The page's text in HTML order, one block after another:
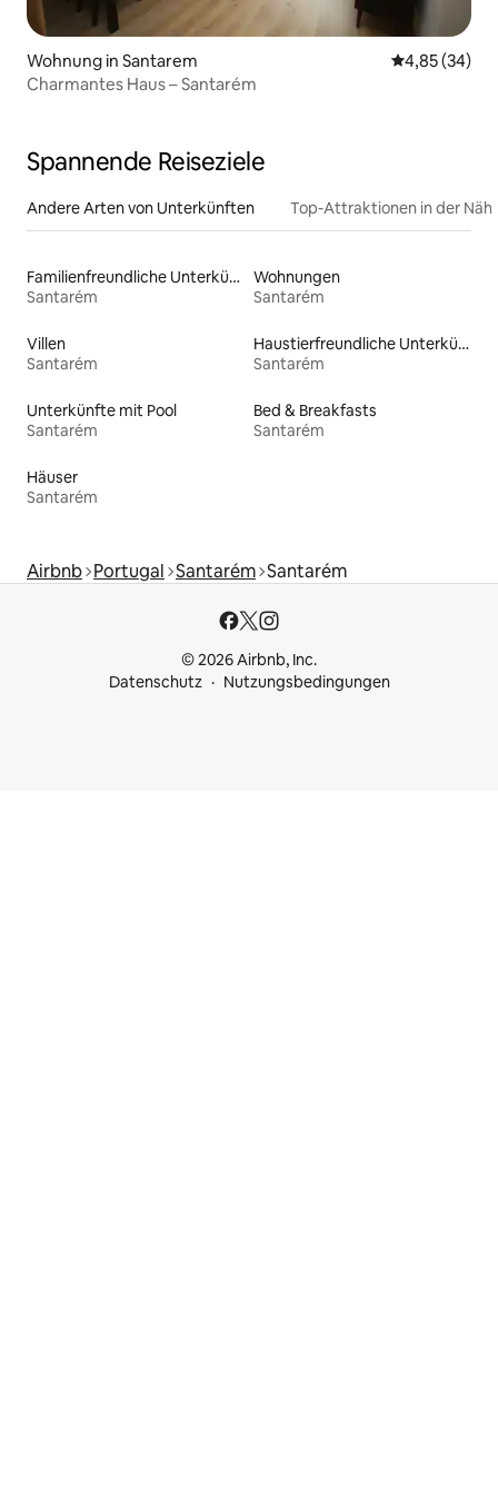
Wohnung in Santarem
4,85 (34)
Charmantes Haus – Santarém
Spannende Reiseziele
Andere Arten von Unterkünften Top-Attraktionen in der
Familienfreundliche Unterkünfte
Santarém
Wohnungen
Santarém
Villen
Santarém
Haustierfreundliche Unterkünfte
Santarém
Unterkünfte mit Pool
Santarém
Bed & Breakfasts
Santarém
Häuser
Santarém
Airbnb Portugal Santarém Santarém
© 2026 Airbnb, Inc.
Datenschutz
Nutzungsbedingungen